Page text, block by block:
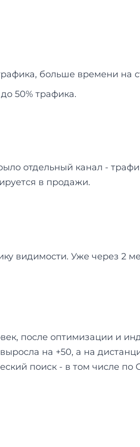
больше времени на
50% трафика.
отдельный канал -
в продажи.
видимости. Уже через 2
после оптимизации и
на +50, а на
поиск - в том числе по